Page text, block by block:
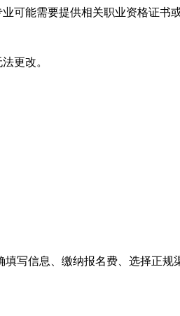
能需要提供相关职业资格证书或
更改。
信息、缴纳报名费、选择正规